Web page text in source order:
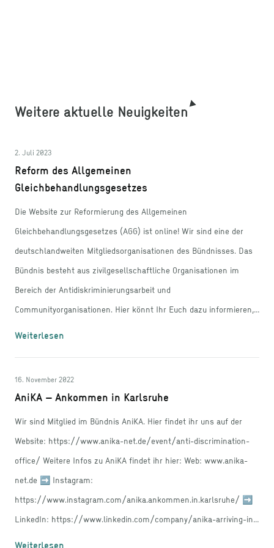
Weitere aktuelle Neuigkeiten
2. Juli 2023
Reform des Allgemeinen
Gleichbehandlungsgesetzes
Die Website zur Reformierung des Allgemeinen
Gleichbehandlungsgesetzes (AGG) ist online! Wir sind eine der
deutschlandweiten Mitgliedsorganisationen des Bündnisses. Das
Bündnis besteht aus zivilgesellschaftliche Organisationen im
Bereich der Antidiskriminierungsarbeit und
Communityorganisationen. Hier könnt Ihr Euch dazu informieren,
Weiterlesen
16. November 2022
AniKA – Ankommen in Karlsruhe
Wir sind Mitglied im Bündnis AniKA. Hier findet ihr uns auf der
Website: https://www.anika-net.de/event/anti-discrimination-
office/ Weitere Infos zu AniKA findet ihr hier: Web: www.anika-
net.de ➡ Instagram:
https://www.instagram.com/anika.ankommen.in.karlsruhe/ ➡
LinkedIn: https://www.linkedin.com/company/anika-arriving-in-
Weiterlesen